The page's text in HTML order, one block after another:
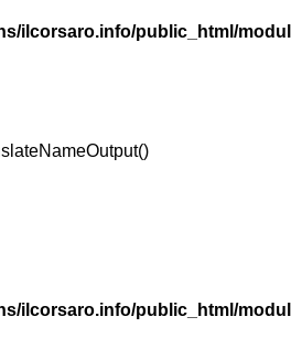
ilcorsaro.info/public_html/
ilcorsaro.info/public_html/